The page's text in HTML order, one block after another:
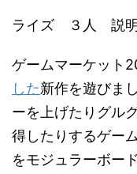
ライズ ３人 説
ゲームマーケット
した新作を遊びま
ーを上げたりグル
得したりするゲー
をモジュラーボー